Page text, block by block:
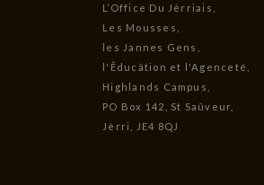
L’Office Du Jèrriais,
Les Mousses,
les Jannes Gens,
l'Êducâtion et l'Agenceté,
Highlands Campus,
PO Box 142, St Saûveur,
Jèrri, JE4 8QJ